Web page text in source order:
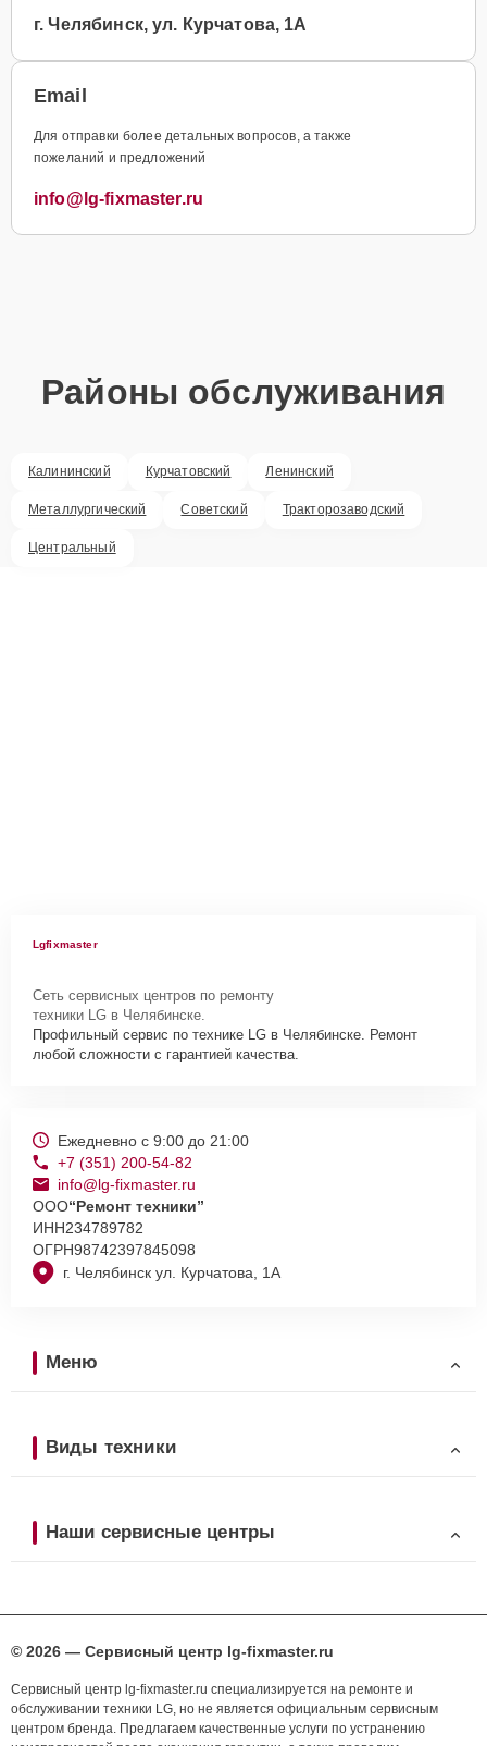
г. Челябинск, ул. Курчатова, 1А
Email
Для отправки более детальных вопросов, а также
пожеланий и предложений
info@lg-fixmaster.ru
Районы обслуживания
Калининский Курчатовский Ленинский
Металлургический Советский Тракторозаводский
Центральный
Lgfixmaster
Сеть сервисных центров по ремонту
техники LG в Челябинске.
Профильный сервис по технике LG в Челябинске. Ремонт
любой сложности с гарантией качества.
г. Челябинск ул. Курчатова, 1А
Ежедневно с 9:00 до 21:00
+7 (351) 200-54-82
info@lg-fixmaster.ru
ООО“Ремонт техники”
ИНН234789782
ОГРН98742397845098
Меню
Виды техники
Наши сервисные центры
© 2026 — Сервисный центр lg-fixmaster.ru
Сервисный центр lg-fixmaster.ru специализируется на ремонте и
обслуживании техники LG, но не является официальным сервисным
центром бренда. Предлагаем качественные услуги по устранению